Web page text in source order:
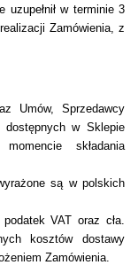
w terminie 3
Zamówienia, z
Umów, Sprzedawcy
dostępnych w Sklepie
składania
są w polskich
VAT oraz cła.
kosztów dostawy
Zamówienia.